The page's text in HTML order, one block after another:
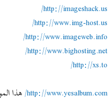
http://imageshack.us/
http://www.img-host.us/
http://www.imageweb.info/
http://www.bighosting.net/
http://xs.to/
http://www.yesalbum.com/ هذا الموقع يتطلب